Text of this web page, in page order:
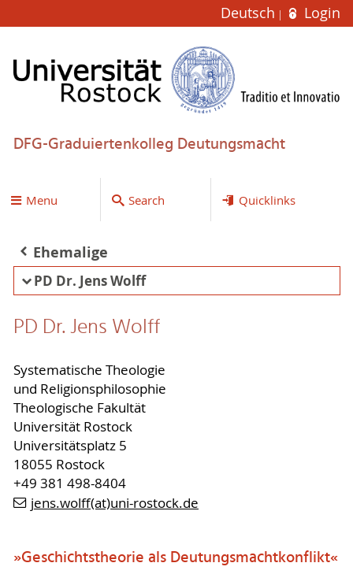
Deutsch Login
DFG-Graduiertenkolleg Deutungsmacht
Menu Search Quicklinks
Ehemalige
PD Dr. Jens Wolff
PD Dr. Jens Wolff
Systematische Theologie
und Religionsphilosophie
Theologische Fakultät
Universität Rostock
Universitätsplatz 5
18055 Rostock
+49 381 498-8404
jens.wolff(at)uni-rostock.de
»Geschichtstheorie als Deutungsmachtkonflikt«